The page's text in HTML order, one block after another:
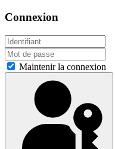
Connexion
Maintenir la connexion